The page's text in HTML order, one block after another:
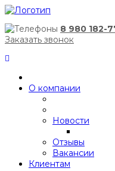
8 980 182-
Заказать звонок
О компании
Новости
Отзывы
Вакансии
Клиентам